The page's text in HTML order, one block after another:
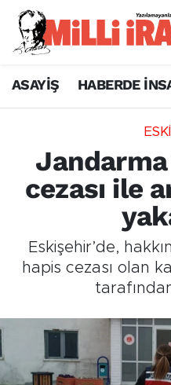
ASAYİŞ HABERDE
Jandarma
cezası ile
Eskişehir’de,
hapis cezası olan